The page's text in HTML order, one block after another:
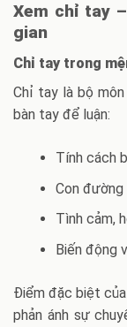
Xem chỉ tay
gian
Chỉ tay trong
Chỉ tay là bộ
bàn tay để luận:
Tính cách
Con đường
Tình cảm,
Biến động
Điểm đặc biệt
phản ánh sự